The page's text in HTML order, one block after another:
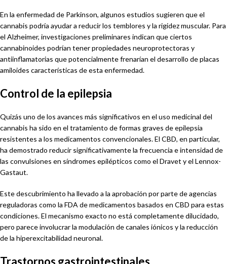
En la enfermedad de Parkinson, algunos estudios sugieren que el
cannabis podría ayudar a reducir los temblores y la rigidez muscular. Para
el Alzheimer, investigaciones preliminares indican que ciertos
cannabinoides podrían tener propiedades neuroprotectoras y
antiinflamatorias que potencialmente frenarían el desarrollo de placas
amiloides características de esta enfermedad.
Control de la epilepsia
Quizás uno de los avances más significativos en el uso medicinal del
cannabis ha sido en el tratamiento de formas graves de epilepsia
resistentes a los medicamentos convencionales. El CBD, en particular,
ha demostrado reducir significativamente la frecuencia e intensidad de
las convulsiones en síndromes epilépticos como el Dravet y el Lennox-
Gastaut.
Este descubrimiento ha llevado a la aprobación por parte de agencias
reguladoras como la FDA de medicamentos basados en CBD para estas
condiciones. El mecanismo exacto no está completamente dilucidado,
pero parece involucrar la modulación de canales iónicos y la reducción
de la hiperexcitabilidad neuronal.
Trastornos gastrointestinales